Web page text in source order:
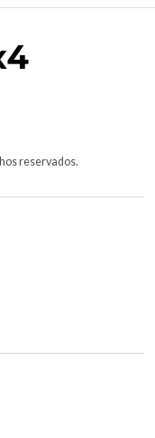
reservados.